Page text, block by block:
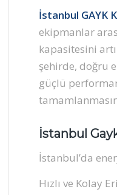
İstanbul GAYK
ekipmanlar
kapasitesini
şehirde, doğru
güçlü
İstanbul
İstanbul’da
Hızlı ve Kolay